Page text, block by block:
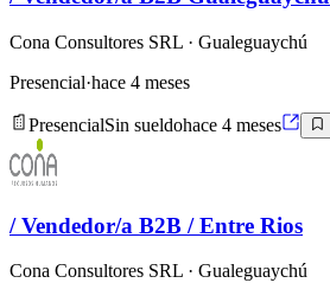
Cona Consultores SRL · Gualeguaychú
Presencial·hace 4 meses
PresencialSin sueldohace 4 meses
/ Vendedor/a B2B / Entre Rios
Cona Consultores SRL · Gualeguaychú